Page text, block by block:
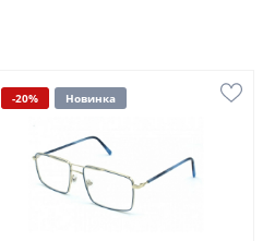
-20% Новинка